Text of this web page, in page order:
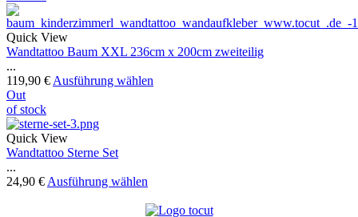
Quick View
Wandtattoo Baum XXL 236cm x 200cm zweiteilig
...
119,90 € Ausführung wählen
Out
of stock
Quick View
Wandtattoo Sterne Set
...
24,90 € Ausführung wählen